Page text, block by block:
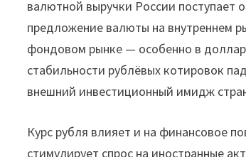
валютной выручки России поступает
предложение валюты на внутреннем
фондовом рынке — особенно в
стабильности рублёвых котировок
внешний инвестиционный имидж
Курс рубля влияет и на финансовое
стимулирует спрос на иностранные